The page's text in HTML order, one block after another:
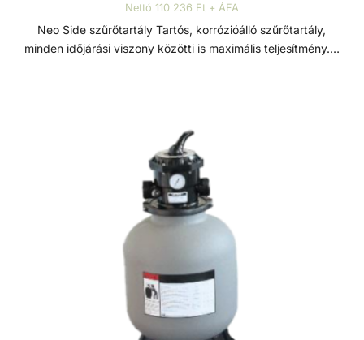
Nettó 110 236 Ft + ÁFA
Neo Side szűrőtartály Tartós, korrózióálló szűrőtartály,
minden időjárási viszony közötti is maximális teljesítmény. 7
eloszlását a homokágy tetején; ami sima, szabadon áramló
teljesítményt biztosít. Precíziósan megtervezett öntisztító
oldalsó csatornák a kiegyensúlyozott áramlás és
visszamosás, valamint a könnyű szervizelhetőség
folyamatos vízforgatással és szűréssel tudjuk fenn tartani.
Az álló vízben, melyet süt a nap, könnyedén
elszaporodhatnak az algák és más szennyeződések,
melyek nem csak a látványt rontják, de a fürdőzők
egészségére is veszélyesek lehetnek. A szűrőtartály a
vízforgató készülék segítségével az egészen finom